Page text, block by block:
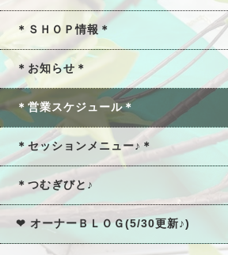
＊ＳＨＯＰ情報＊
＊お知らせ＊
＊営業スケジュール＊
＊セッションメニュー♪＊
＊つむぎびと♪
❤ オーナーＢＬＯＧ(5/30更新♪)